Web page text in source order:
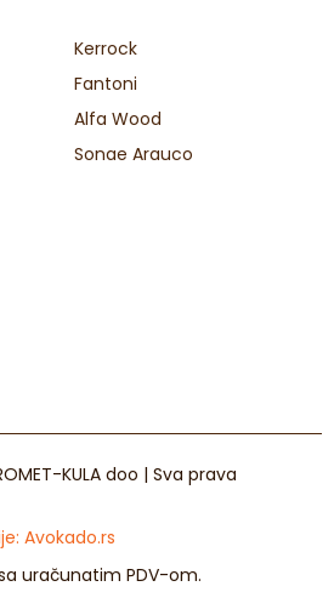
Kerrock
Fantoni
Alfa Wood
Sonae Arauco
KULA doo | Sva prava
Avokado.rs
uračunatim PDV-om.